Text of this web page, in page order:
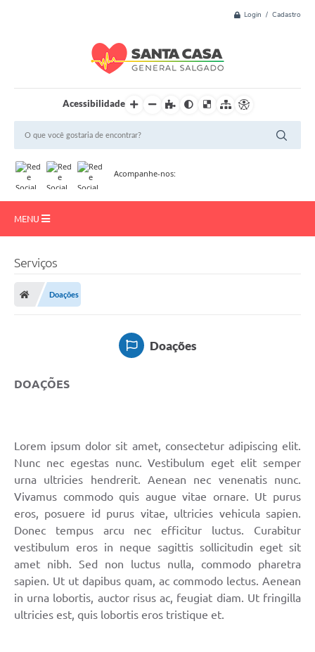
Login / Cadastro
Acessibilidade
Acompanhe-nos:
MENU
Institucional
Ouvidoria
Legislação
Galeria de Fotos
Contratos
Audiências Públicas
Arquivos para Download
Contas Públicas
Serviços
Doações
Doações
DOAÇÕES
Lorem ipsum dolor sit amet, consectetur adipiscing elit.
Nunc nec egestas nunc. Vestibulum eget elit semper
urna ultricies hendrerit. Aenean nec venenatis nunc.
Vivamus commodo quis augue vitae ornare. Ut purus
eros, posuere id purus vitae, ultricies vehicula sapien.
Donec tempus arcu nec efficitur luctus. Curabitur
vestibulum eros in neque sagittis sollicitudin eget sit
amet nibh. Sed non luctus nulla, commodo pharetra
sapien. Ut ut dapibus quam, ac commodo lectus. Aenean
in urna lobortis, auctor risus ac, feugiat diam. Ut fringilla
ultricies est, quis lobortis eros tristique et.